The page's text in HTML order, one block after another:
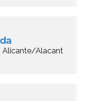
Alicante/Alacant